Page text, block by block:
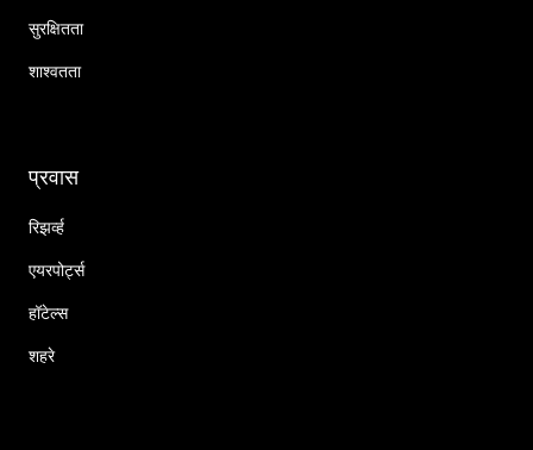
सुरक्षितता
शाश्वतता
प्रवास
रिझर्व्ह
एयरपोर्ट्स
हॉटेल्स
शहरे